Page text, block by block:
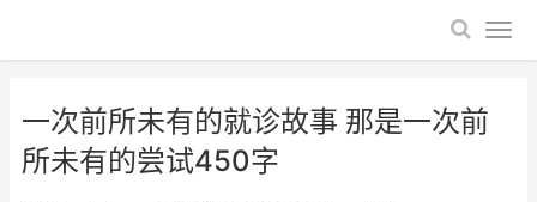
一次前所未有的就诊故事 那是一次前
所未有的尝试450字